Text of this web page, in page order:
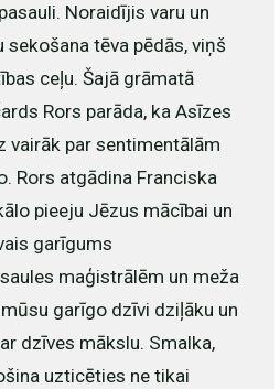
Noraidījis varu un
tēva pēdās, viņš
ceļu. Šajā grāmatā
Rors parāda, ka Asīzes
vairāk par sentimentālām
Rors atgādina Franciska
pieeju Jēzus mācībai un
garīgums
maģistrālēm un meža
garīgo dzīvi dziļāku un
dzīves mākslu. Smalka,
uzticēties ne tikai